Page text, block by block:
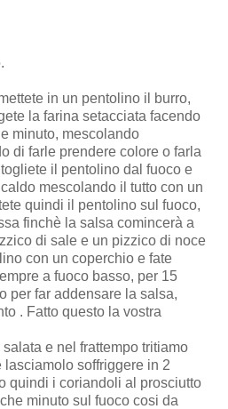
in un pentolino il burro,
la farina setacciata facendo
minuto, mescolando
di farle prendere colore o farla
il pentolino dal fuoco e
mescolando il tutto con un
quindi il pentolino sul fuoco,
finchè la salsa comincerà a
di sale e un pizzico di noce
con un coperchio e fate
a fuoco basso, per 15
per far addensare la salsa,
. Fatto questo la vostra
e nel frattempo tritiamo
soffriggere in 2
quindi i coriandoli al prosciutto
minuto sul fuoco cosi da